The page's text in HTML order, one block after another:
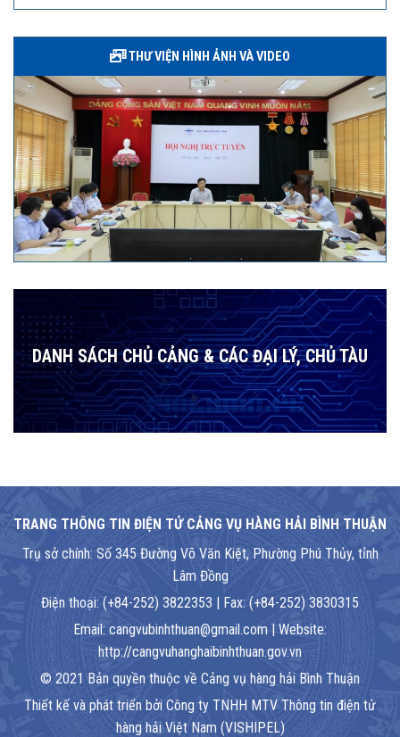
THƯ VIỆN HÌNH ẢNH VÀ VIDEO
DANH SÁCH CHỦ CẢNG & CÁC ĐẠI LÝ, CHỦ TÀU
TRANG THÔNG TIN ĐIỆN TỬ CẢNG VỤ HÀNG HẢI BÌNH THUẬN
Trụ sở chính: Số 345 Đường Võ Văn Kiệt, Phường Phú Thủy, tỉnh
Lâm Đồng
Điện thoại: (+84-252) 3822353 | Fax: (+84-252) 3830315
Email: cangvubinhthuan@gmail.com | Website:
http://cangvuhanghaibinhthuan.gov.vn
© 2021 Bản quyền thuộc về Cảng vụ hàng hải Bình Thuận
Thiết kế và phát triển bởi Công ty TNHH MTV Thông tin điện tử
hàng hải Việt Nam (VISHIPEL)